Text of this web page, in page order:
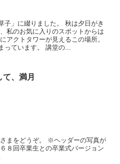
子」に綴りました。 秋は夕日がき
私のお気に入りのスポットからは
アクトタワーが見えるこの場所。
っています。 講堂の...
て、満月
まをどうぞ。 ※ヘッダーの写真が
８回卒業生との卒業式バージョン